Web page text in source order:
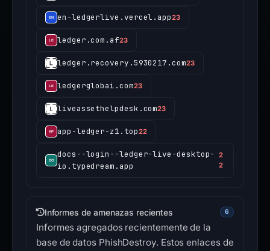
en-ledgerlive.vercel.app23
ledger.com.af23
ledger.recovery.5930217.com23
ledgerglobai.com23
liveassethelpdesk.com23
app-ledger-z1.top22
docs--login--ledger-live-desktop-
io.typedream.app
2
2
Informes de amenazas recientes 6
Informes agregados recientemente de la
base de datos PhishDestroy. Estos enlaces de